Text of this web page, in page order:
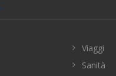
Viaggi
Sanità